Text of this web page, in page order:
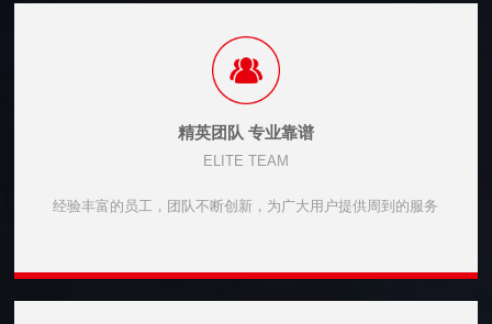
精英团队 专业靠谱
ELITE TEAM
经验丰富的员工，团队不断创新，为广大用户提供周到的服务